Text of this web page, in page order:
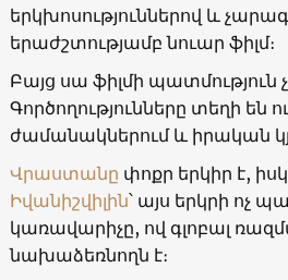
երկխոսություններով և
երաժշտությամբ նուար ֆիլմ։
Բայց սա ֆիլմի պատմություն
Գործողությունները տեղի են
ժամանակներում և իրական
Վրաստանը փոքր երկիր է, իսկ
Իվանիշվիլին՝ այս երկրի ոչ
կառավարիչը, ով գլոբալ
նախաձեռնողն է։